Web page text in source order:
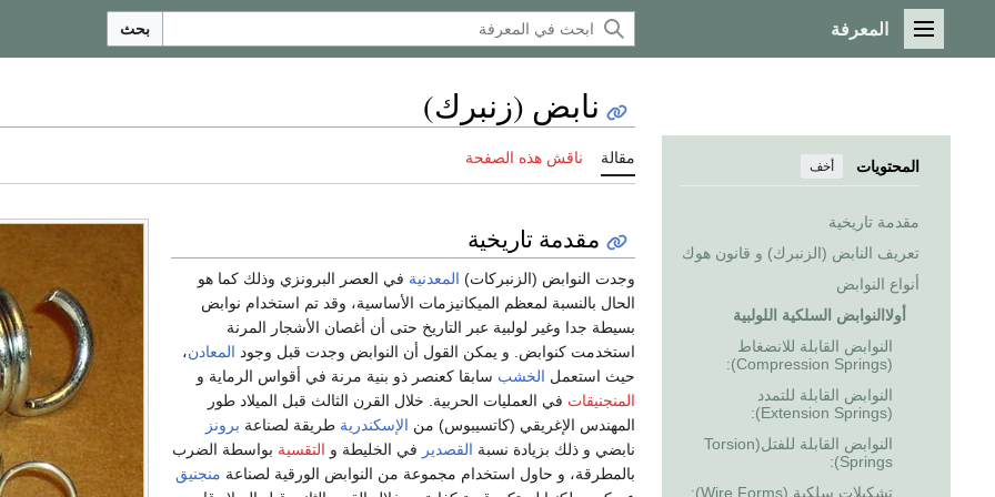
القائمة الرئيسية
المعرفة بحث
المحتويات أخف
مقدمة تاريخية
تعريف النابض (الزنبرك) و قانون هوك
أنواع النوابض
أولاالنوابض السلكية اللولبية
النوابض القابلة للانضغاط
(Compression Springs):
النوابض القابلة للتمدد
(Extension Springs):
النوابض القابلة للفتل(Torsion
Springs):
تشكيلات سلكية (Wire Forms):
نابض (زنبرك)
مقالة ناقش هذه الصفحة
مقدمة تاريخية
وجدت النوابض (الزنبركات) المعدنية في العصر البرونزي وذلك كما هو
الحال بالنسبة لمعظم الميكانيزمات الأساسية، وقد تم استخدام نوابض
بسيطة جدا وغير لولبية عبر التاريخ حتى أن أغصان الأشجار المرنة
استخدمت كنوابض. و يمكن القول أن النوابض وجدت قبل وجود المعادن،
حيث استعمل الخشب سابقا كعنصر ذو بنية مرنة في أقواس الرماية و
المنجنيقات في العمليات الحربية. خلال القرن الثالث قبل الميلاد طور
المهندس الإغريقي (كاتسيبوس) من الإسكندرية طريقة لصناعة برونز
نابضي و ذلك بزيادة نسبة القصدير في الخليطة و التقسية بواسطة الضرب
بالمطرقة، و حاول استخدام مجموعة من النوابض الورقية لصناعة منجنيق